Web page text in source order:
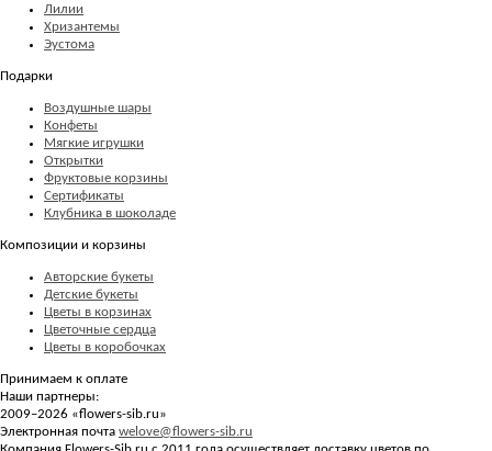
Лилии
Хризантемы
Эустома
Подарки
Воздушные шары
Конфеты
Мягкие игрушки
Открытки
Фруктовые корзины
Сертификаты
Клубника в шоколаде
Композиции и корзины
Авторские букеты
Детские букеты
Цветы в корзинах
Цветочные сердца
Цветы в коробочках
Принимаем к оплате
Наши партнеры:
2009–2026 «flowers-sib.ru»
Электронная почта welove@flowers-sib.ru